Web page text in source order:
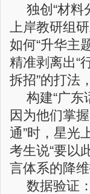
独创“材料
上岸教研组
如何“升华主
精准剥离出“
拆招”的打法
构建“广东
因为他们掌
通”时，星光
考生说“要以
言体系的降
数据验证